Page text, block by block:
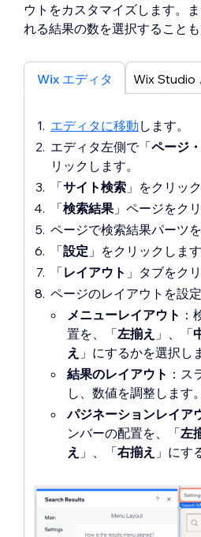
ウトをカスタマイズします。
れる結果の数を選択することも
Wix エディタ
エディタに移動 します。
エディタ左側で「ページ
リックします。
「サイト検索 」をクリッ
「検索結果 」ページをク
ページで検索結果パーツ
「設定 」をクリックします
「レイアウト 」タブをク
ページのレイアウトを設
メニューレイアウト ：
置を、「左揃え 」、「
え 」にするかを選択 し
結果のレイアウト ：ス
し、数値を調整します。
パジネーションレイア
ンバーの配置を、「左
え 」、「右揃え 」にす